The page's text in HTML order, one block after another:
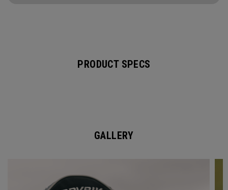
PRODUCT SPECS
GALLERY